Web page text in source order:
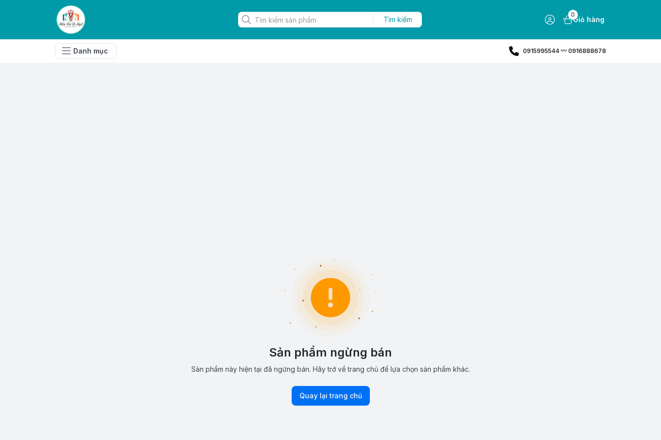
Tìm kiếm
0
Giỏ hàng
Danh mục 0915995544 〰️ 0916888678
Sản phẩm ngừng bán
Sản phẩm này hiện tại đã ngừng bán. Hãy trở về trang chủ để lựa chọn sản phẩm khác.
Quay lại trang chủ